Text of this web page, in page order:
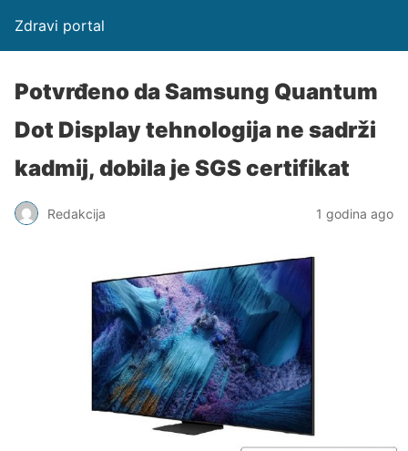
Zdravi portal
Potvrđeno da Samsung Quantum
Dot Display tehnologija ne sadrži
kadmij, dobila je SGS certifikat
Redakcija 1 godina ago